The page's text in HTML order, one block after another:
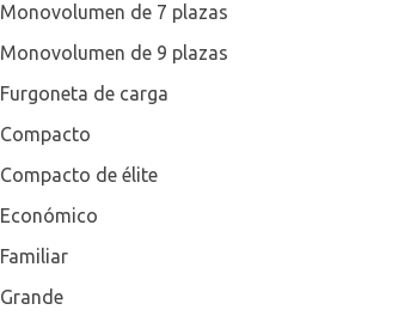
Monovolumen de 7 plazas
Monovolumen de 9 plazas
Furgoneta de carga
Compacto
Compacto de élite
Económico
Familiar
Grande